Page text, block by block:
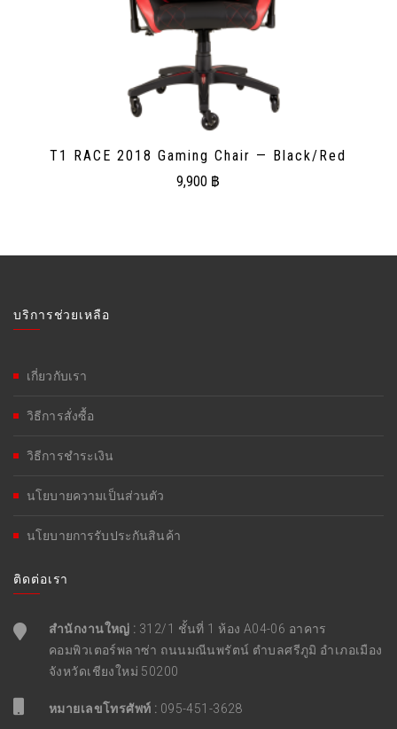
T1 RACE 2018 Gaming Chair — Black/Red
9,900 ฿
บริการช่วยเหลือ
เกี่ยวกับเรา
วิธีการสั่งซื้อ
วิธีการชำระเงิน
นโยบายความเป็นส่วนตัว
นโยบายการรับประกันสินค้า
ติดต่อเรา
สำนักงานใหญ่ : 312/1 ชั้นที่ 1 ห้อง A04-06 อาคาร
คอมพิวเตอร์พลาซ่า ถนนมณีนพรัตน์ ตำบลศรีภูมิ อำเภอเมือง
จังหวัดเชียงใหม่ 50200
หมายเลขโทรศัพท์ : 095-451-3628